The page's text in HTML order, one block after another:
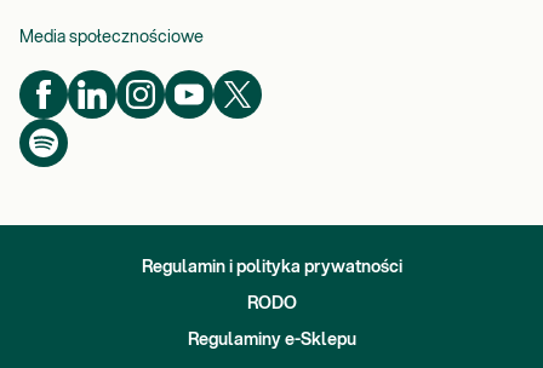
Media społecznościowe
Regulamin i polityka prywatności
RODO
Regulaminy e-Sklepu